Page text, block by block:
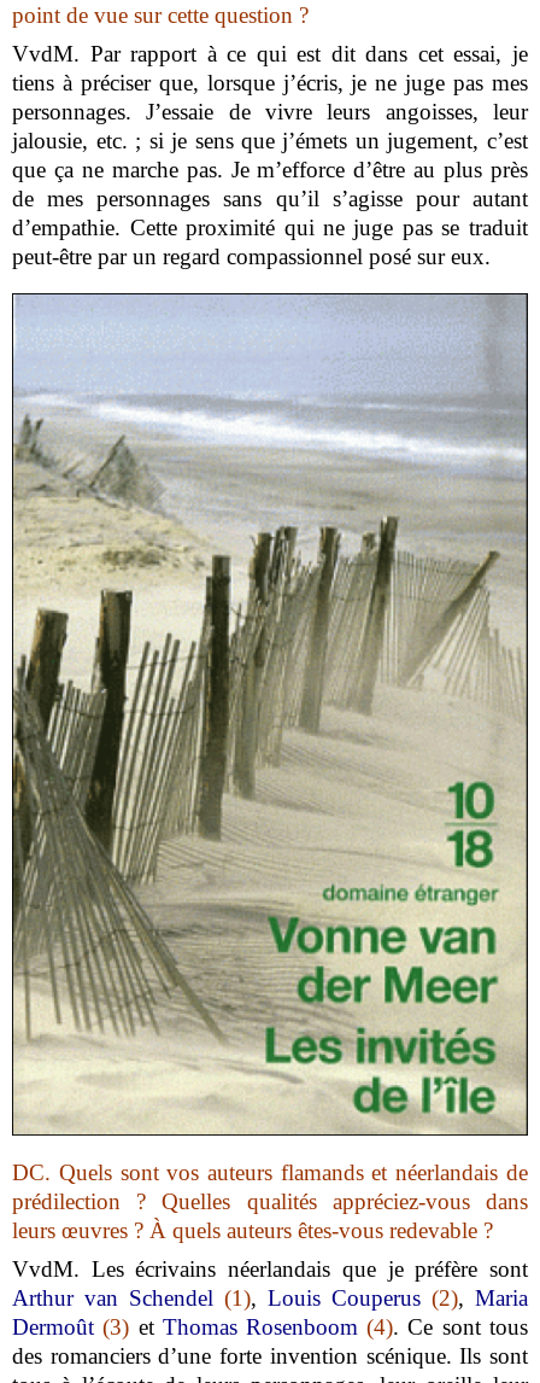
point de vue sur cette question ?
VvdM. Par rapport à ce qui est dit dans cet essai, je
tiens à préciser que, lorsque j’écris, je ne juge pas mes
personnages. J’essaie de vivre leurs angoisses, leur
jalousie, etc. ; si je sens que j’émets un jugement, c’est
que ça ne marche pas. Je m’efforce d’être au plus près
de mes personnages sans qu’il s’agisse pour autant
d’empathie. Cette proximité qui ne juge pas se traduit
peut-être par un regard compassionnel posé sur eux.
DC. Quels sont vos auteurs flamands et néerlandais de
prédilection ? Quelles qualités appréciez-vous dans
leurs œuvres ? À quels auteurs êtes-vous redevable ?
VvdM. Les écrivains néerlandais que je préfère sont
Arthur van Schendel (1), Louis Couperus (2), Maria
Dermoût (3) et Thomas Rosenboom (4). Ce sont tous
des romanciers d’une forte invention scénique. Ils sont